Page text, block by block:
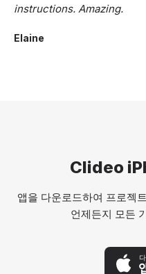
instructions. Amazing.
Elaine
Clideo
앱을 다운로드하여 프로젝
언제든지 모든